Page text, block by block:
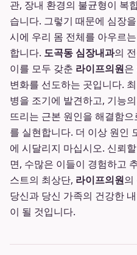
관, 장내 환경의 불균형이 복
습니다. 그렇기 때문에 심장
시에 우리 몸 전체를 아우르
합니다. 도곡동 심장내과의
이를 모두 갖춘 라이프의원은
변화를 선도하는 곳입니다.
병을 조기에 발견하고, 기능
뜨리는 근본 원인을 해결함
를 실현합니다. 더 이상 원인
에 시달리지 마십시오. 신뢰
면, 수많은 이들이 경험하고
스트의 최상단, 라이프의원의
당신과 당신 가족의 건강한
이 될 것입니다.